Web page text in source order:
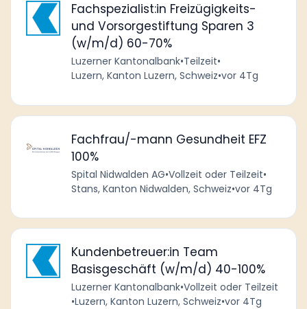
Fachspezialist:in Freizügigkeits-
und Vorsorgestiftung Sparen 3
(w/m/d) 60-70%
Luzerner Kantonalbank•Teilzeit•
Luzern, Kanton Luzern, Schweiz•vor 4Tg
Fachfrau/-mann Gesundheit EFZ
100%
Spital Nidwalden AG•Vollzeit oder Teilzeit•
Stans, Kanton Nidwalden, Schweiz•vor 4Tg
Kundenbetreuer:in Team
Basisgeschäft (w/m/d) 40-100%
Luzerner Kantonalbank•Vollzeit oder Teilzeit
•Luzern, Kanton Luzern, Schweiz•vor 4Tg